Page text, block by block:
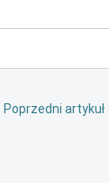
Poprzedni artykuł